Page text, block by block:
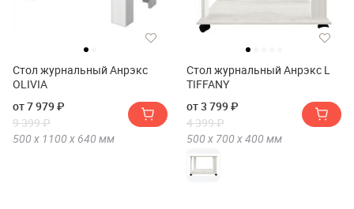
Стол журнальный Анрэкс
OLIVIA
от 7 979 ₽
9 399 ₽
500 х 1100 х 640 мм
Стол журнальный Анрэкс L
TIFFANY
от 3 799 ₽
4 399 ₽
500 х 700 х400 мм